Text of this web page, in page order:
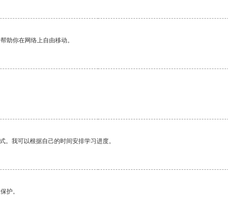
助你在网络上自由移动。
我可以根据自己的时间安排学习进度。
护。